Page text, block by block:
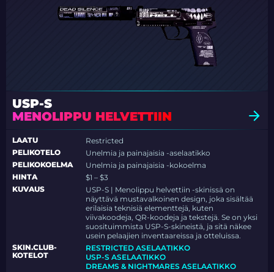
USP-S
MENOLIPPU HELVETTIIN
LAATU
Restricted
PELIKOTELO
Unelmia ja painajaisia -aselaatikko
PELIKOKOELMA
Unelmia ja painajaisia -kokoelma
HINTA
$1 – $3
KUVAUS
USP-S | Menolippu helvettiin -skinissä on
näyttävä mustavalkoinen design, joka sisältää
erilaisia teknisiä elementtejä, kuten
viivakoodeja, QR-koodeja ja tekstejä. Se on yksi
suosituimmista USP-S-skineistä, ja sitä näkee
usein pelaajien inventaareissa ja otteluissa.
SKIN.CLUB-
KOTELOT
RESTRICTED ASELAATIKKO
USP-S ASELAATIKKO
DREAMS & NIGHTMARES ASELAATIKKO